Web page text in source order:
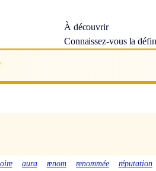
À découvrir
Connaissez-vous la
aura renom renommée réputation